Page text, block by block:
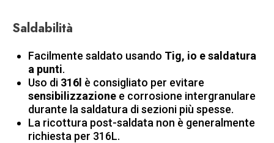
Saldabilità
Facilmente saldato usando Tig, io e saldatura
a punti.
Uso di 316l è consigliato per evitare
sensibilizzazione e corrosione intergranulare
durante la saldatura di sezioni più spesse.
La ricottura post-saldata non è generalmente
richiesta per 316L.